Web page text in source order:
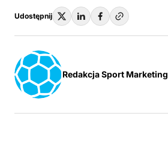
Udostępnij
Redakcja Sport Marketing